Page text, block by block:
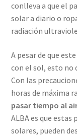
conlleva a que el
solar a diario o
radiación
A pesar de que
con el sol, esto no
Con las
horas de máxima
pasar tiempo al
ALBA es que
solares, pueden